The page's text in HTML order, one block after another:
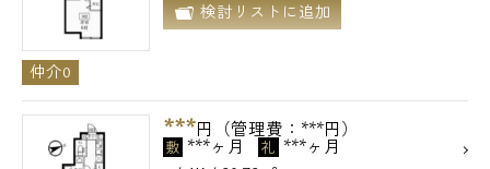
検討リストに追加
仲介0
***円（管理費：***円）
敷 ***ヶ月 礼 ***ヶ月